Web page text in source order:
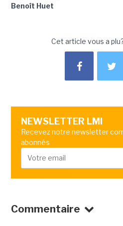
Benoît Huet
Cet article vous a
NEWSLETTER LMI
Recevez notre newsletter
abonnés
Commentaire